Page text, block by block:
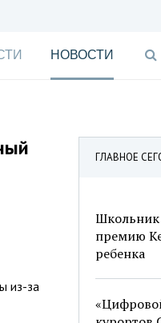
НОВОСТИ
ГЛАВНОЕ
Школьник
премию
ребенка
из-за